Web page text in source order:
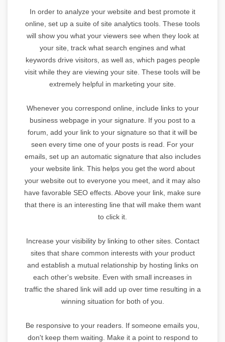
In order to analyze your website and best promote it
online, set up a suite of site analytics tools. These tools
will show you what your viewers see when they look at
your site, track what search engines and what
keywords drive visitors, as well as, which pages people
visit while they are viewing your site. These tools will be
extremely helpful in marketing your site.
Whenever you correspond online, include links to your
business webpage in your signature. If you post to a
forum, add your link to your signature so that it will be
seen every time one of your posts is read. For your
emails, set up an automatic signature that also includes
your website link. This helps you get the word about
your website out to everyone you meet, and it may also
have favorable SEO effects. Above your link, make sure
that there is an interesting line that will make them want
to click it.
Increase your visibility by linking to other sites. Contact
sites that share common interests with your product
and establish a mutual relationship by hosting links on
each other's website. Even with small increases in
traffic the shared link will add up over time resulting in a
winning situation for both of you.
Be responsive to your readers. If someone emails you,
don't keep them waiting. Make it a point to respond to